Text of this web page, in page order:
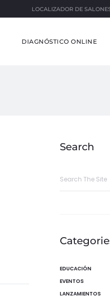
LOCALIZADOR DE
DIAGNÓSTICO ONLINE
Search
EDUCACIÓN
EVENTOS
LANZAMIENTOS